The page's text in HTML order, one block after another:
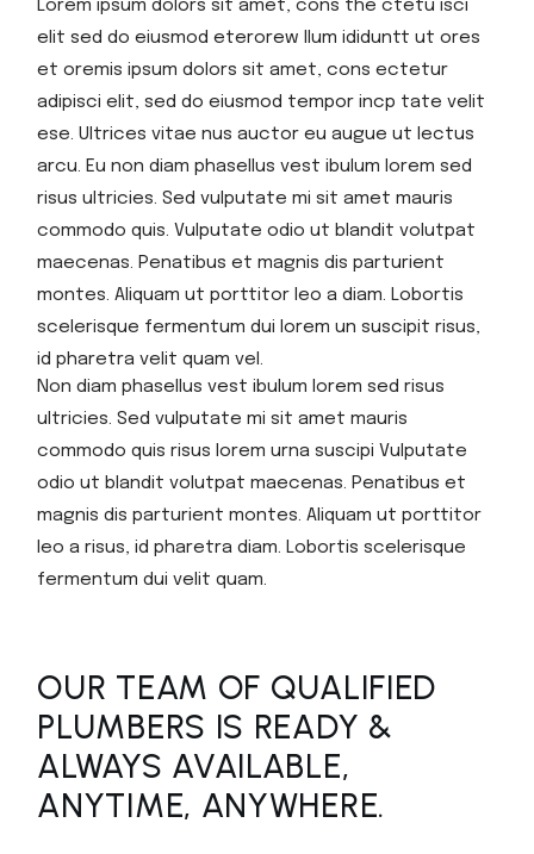
Lorem ipsum dolors sit amet, cons the ctetu isci
elit sed do eiusmod eterorew llum ididuntt ut ores
et oremis ipsum dolors sit amet, cons ectetur
adipisci elit, sed do eiusmod tempor incp tate velit
ese. Ultrices vitae nus auctor eu augue ut lectus
arcu. Eu non diam phasellus vest ibulum lorem sed
risus ultricies. Sed vulputate mi sit amet mauris
commodo quis. Vulputate odio ut blandit volutpat
maecenas. Penatibus et magnis dis parturient
montes. Aliquam ut porttitor leo a diam. Lobortis
scelerisque fermentum dui lorem un suscipit risus,
id pharetra velit quam vel.
Non diam phasellus vest ibulum lorem sed risus
ultricies. Sed vulputate mi sit amet mauris
commodo quis risus lorem urna suscipi Vulputate
odio ut blandit volutpat maecenas. Penatibus et
magnis dis parturient montes. Aliquam ut porttitor
leo a risus, id pharetra diam. Lobortis scelerisque
fermentum dui velit quam.
OUR TEAM OF QUALIFIED
PLUMBERS IS READY &
ALWAYS AVAILABLE,
ANYTIME, ANYWHERE.